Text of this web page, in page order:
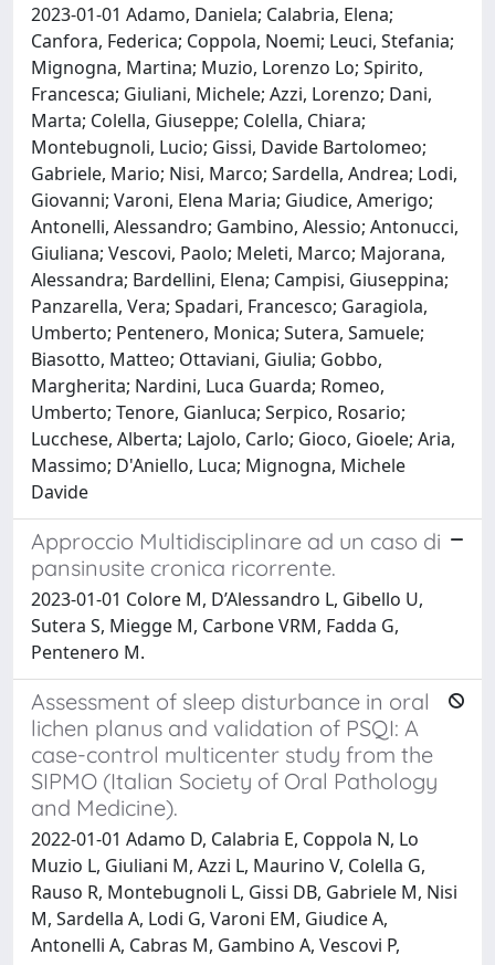
2023-01-01 Adamo, Daniela; Calabria, Elena;
Canfora, Federica; Coppola, Noemi; Leuci, Stefania;
Mignogna, Martina; Muzio, Lorenzo Lo; Spirito,
Francesca; Giuliani, Michele; Azzi, Lorenzo; Dani,
Marta; Colella, Giuseppe; Colella, Chiara;
Montebugnoli, Lucio; Gissi, Davide Bartolomeo;
Gabriele, Mario; Nisi, Marco; Sardella, Andrea; Lodi,
Giovanni; Varoni, Elena Maria; Giudice, Amerigo;
Antonelli, Alessandro; Gambino, Alessio; Antonucci,
Giuliana; Vescovi, Paolo; Meleti, Marco; Majorana,
Alessandra; Bardellini, Elena; Campisi, Giuseppina;
Panzarella, Vera; Spadari, Francesco; Garagiola,
Umberto; Pentenero, Monica; Sutera, Samuele;
Biasotto, Matteo; Ottaviani, Giulia; Gobbo,
Margherita; Nardini, Luca Guarda; Romeo,
Umberto; Tenore, Gianluca; Serpico, Rosario;
Lucchese, Alberta; Lajolo, Carlo; Gioco, Gioele; Aria,
Massimo; D'Aniello, Luca; Mignogna, Michele
Davide
Approccio Multidisciplinare ad un caso di
pansinusite cronica ricorrente.
2023-01-01 Colore M, D’Alessandro L, Gibello U,
Sutera S, Miegge M, Carbone VRM, Fadda G,
Pentenero M.
Assessment of sleep disturbance in oral
lichen planus and validation of PSQI: A
case-control multicenter study from the
SIPMO (Italian Society of Oral Pathology
and Medicine).
2022-01-01 Adamo D, Calabria E, Coppola N, Lo
Muzio L, Giuliani M, Azzi L, Maurino V, Colella G,
Rauso R, Montebugnoli L, Gissi DB, Gabriele M, Nisi
M, Sardella A, Lodi G, Varoni EM, Giudice A,
Antonelli A, Cabras M, Gambino A, Vescovi P,